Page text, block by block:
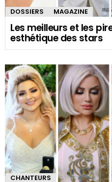
DOSSIERS MAGAZINE
Les meilleurs et les
esthétique des stars
CHANTEURS